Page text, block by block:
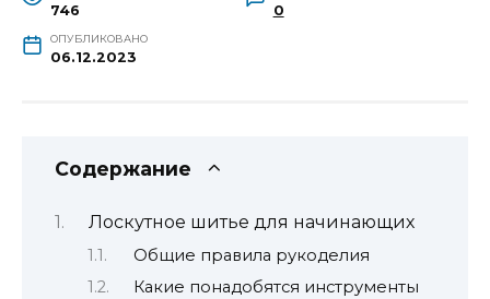
746 0
ОПУБЛИКОВАНО
06.12.2023
Содержание
Лоскутное шитье для начинающих
Общие правила рукоделия
Какие понадобятся инструменты